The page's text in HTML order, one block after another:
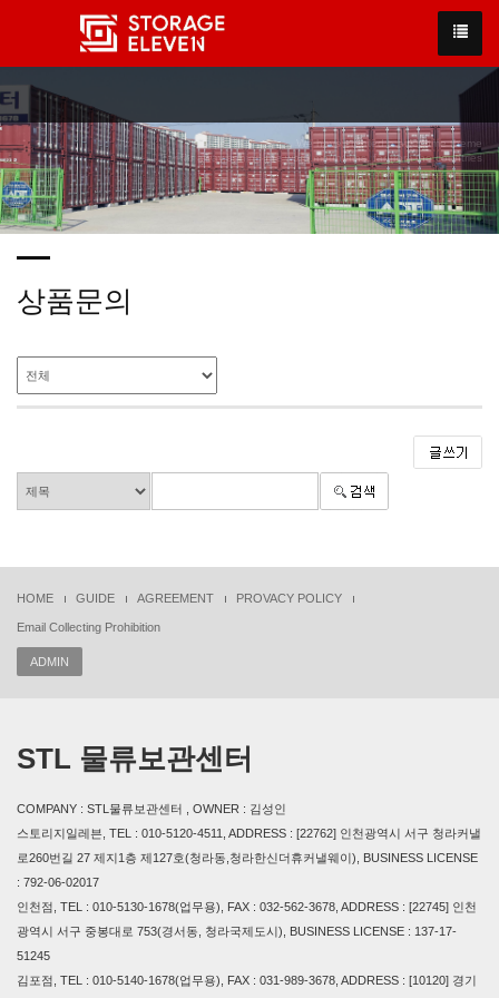
We have created a awesome theme
Far far away,behind the word mountains, far from the countries
상품문의
HOME GUIDE AGREEMENT PROVACY POLICY
Email Collecting Prohibition
ADMIN
STL 물류보관센터
COMPANY : STL물류보관센터 , OWNER : 김성인
스토리지일레븐, TEL : 010-5120-4511, ADDRESS : [22762] 인천광역시 서구 청라커낼
로260번길 27 제지1층 제127호(청라동,청라한신더휴커낼웨이), BUSINESS LICENSE
: 792-06-02017
인천점, TEL : 010-5130-1678(업무용), FAX : 032-562-3678, ADDRESS : [22745] 인천
광역시 서구 중봉대로 753(경서동, 청라국제도시), BUSINESS LICENSE : 137-17-
51245
김포점, TEL : 010-5140-1678(업무용), FAX : 031-989-3678, ADDRESS : [10120] 경기